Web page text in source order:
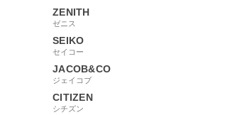
ZENITH
ゼニス
SEIKO
セイコー
JACOB&CO
ジェイコブ
CITIZEN
シチズン